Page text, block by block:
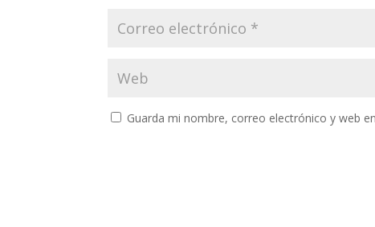
Guarda mi nombre, correo electrónico y web